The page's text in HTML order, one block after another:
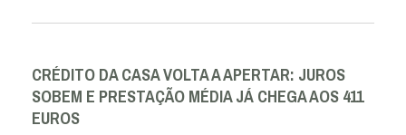
CRÉDITO DA CASA VOLTA A APERTAR: JUROS
SOBEM E PRESTAÇÃO MÉDIA JÁ CHEGA AOS 411
EUROS